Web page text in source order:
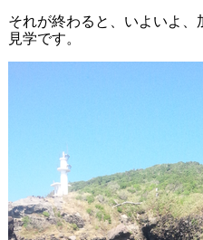
それが終わると、いよいよ
見学です。